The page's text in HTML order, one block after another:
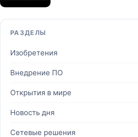
РАЗДЕЛЫ
Изобретения
Внедрение ПО
Открытия в мире
Новость дня
Сетевые решения